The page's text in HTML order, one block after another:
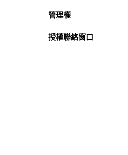
管理權
授權聯絡窗口